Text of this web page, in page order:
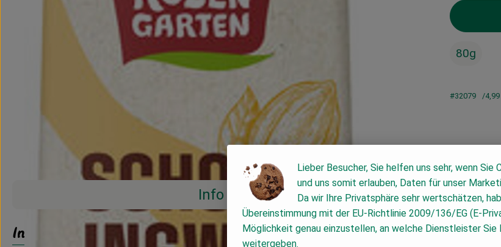
80g
#32079 4,99
Info
Info
Lieber Besucher, Sie helfen uns sehr, wenn Sie
und uns somit erlauben, Daten für unser
Da wir Ihre Privatsphäre sehr wertschätzen,
Übereinstimmung mit der EU-Richtlinie 2009/136/EG (E-
Möglichkeit genau einzustellen, an welche Dienstleister Sie
weitergeben.